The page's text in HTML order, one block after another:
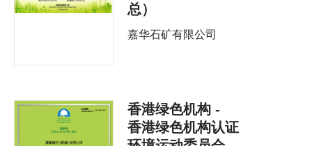
总）
嘉华石矿有限公司
香港绿色机构 -
香港绿色机构认证